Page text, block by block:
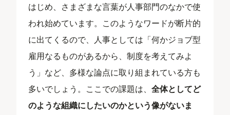
はじめ、さまざまな言葉が人事部門のなかで使
われ始めています。このようなワードが断片的
に出てくるので、人事としては「何かジョブ型
雇用なるものがあるから、制度を考えてみよ
う」など、多様な論点に取り組まれている方も
多いでしょう。ここでの課題は、全体としてど
のような組織にしたいのかという像がないま